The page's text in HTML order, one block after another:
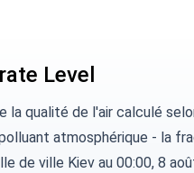
Level
la qualité de l'air calculé
atmosphérique - la
de ville Kiev au 00:00, 8